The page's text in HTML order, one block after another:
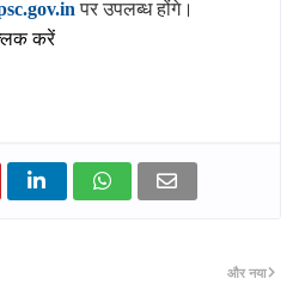
पर उपलब्‍ध होंगे।
करें
और नया